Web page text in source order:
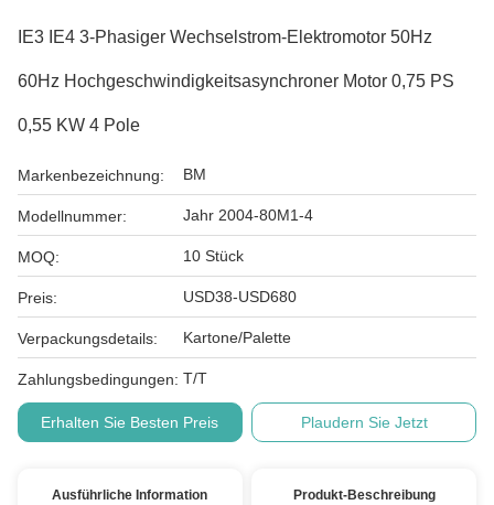
IE3 IE4 3-Phasiger Wechselstrom-Elektromotor 50Hz
60Hz Hochgeschwindigkeitsasynchroner Motor 0,75 PS
0,55 KW 4 Pole
Markenbezeichnung: BM
Modellnummer: Jahr 2004-80M1-4
MOQ: 10 Stück
Preis: USD38-USD680
Verpackungsdetails: Kartone/Palette
Zahlungsbedingungen: T/T
Erhalten Sie Besten Preis Plaudern Sie Jetzt
Ausführliche Information Produkt-Beschreibung